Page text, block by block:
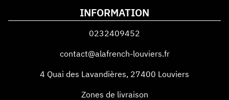
INFORMATION
0232409452
contact@alafrench-louviers.fr
4 Quai des Lavandières, 27400 Louviers
Zones de livraison